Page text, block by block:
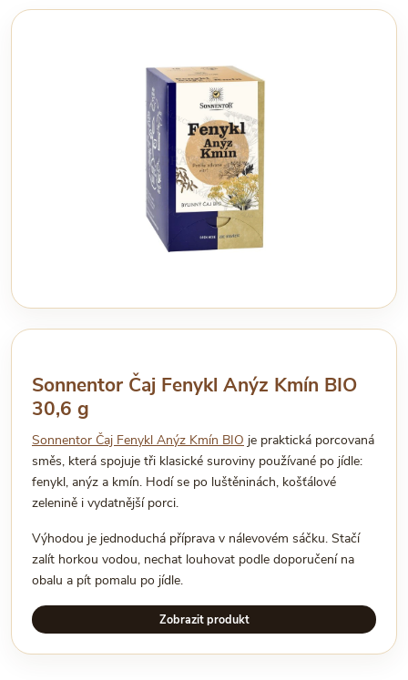
Sonnentor Čaj Fenykl Anýz Kmín BIO
30,6 g
Sonnentor Čaj Fenykl Anýz Kmín BIO je praktická porcovaná
směs, která spojuje tři klasické suroviny používané po jídle:
fenykl, anýz a kmín. Hodí se po luštěninách, košťálové
zelenině i vydatnější porci.
Výhodou je jednoduchá příprava v nálevovém sáčku. Stačí
zalít horkou vodou, nechat louhovat podle doporučení na
obalu a pít pomalu po jídle.
Zobrazit produkt